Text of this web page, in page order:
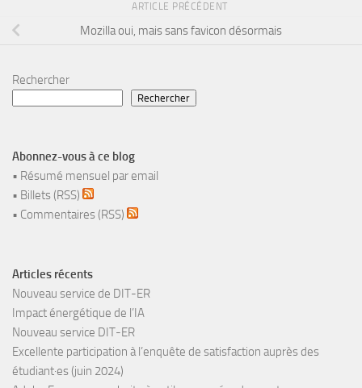
ARTICLE PRÉCÉDENT
Mozilla oui, mais sans favicon désormais
Rechercher
Rechercher
Abonnez-vous à ce blog
• Résumé mensuel par email
• Billets (RSS)
• Commentaires (RSS)
Articles récents
Nouveau service de DIT-ER
Impact énergétique de l’IA
Nouveau service DIT-ER
Excellente participation à l’enquête de satisfaction auprès des
étudiant·es (juin 2024)